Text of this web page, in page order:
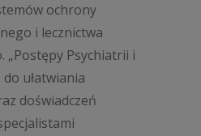
ochrony
i lecznictwa
„Postępy Psychiatrii i
ułatwiania
doświadczeń